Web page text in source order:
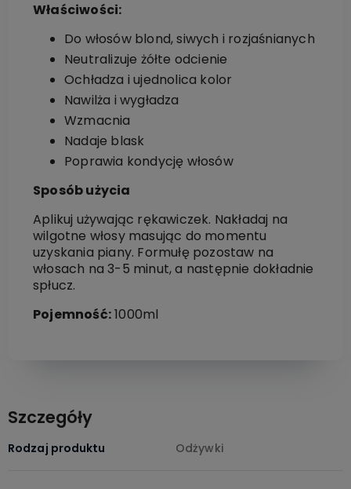
Właściwości:
Do włosów blond, siwych i rozjaśnianych
Neutralizuje żółte odcienie
Ochładza i ujednolica kolor
Nawilża i wygładza
Wzmacnia
Nadaje blask
Poprawia kondycję włosów
Sposób użycia
Aplikuj używając rękawiczek. Nakładaj na
wilgotne włosy masując do momentu
uzyskania piany. Formułę pozostaw na
włosach na 3-5 minut, a następnie dokładnie
spłucz.
Pojemność:1000ml
Szczegóły
Rodzaj produktu Odżywki